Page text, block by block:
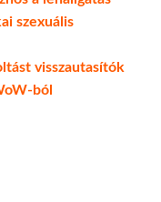
szexuális
visszautasítók
ból